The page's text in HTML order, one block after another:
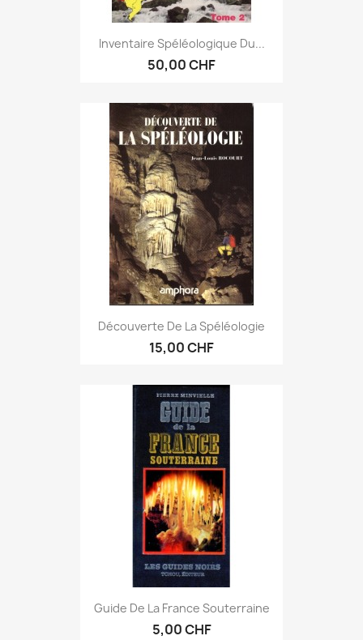
Inventaire Spéléologique Du...
50,00 CHF
Découverte De La Spéléologie
15,00 CHF
Guide De La France Souterraine
5,00 CHF